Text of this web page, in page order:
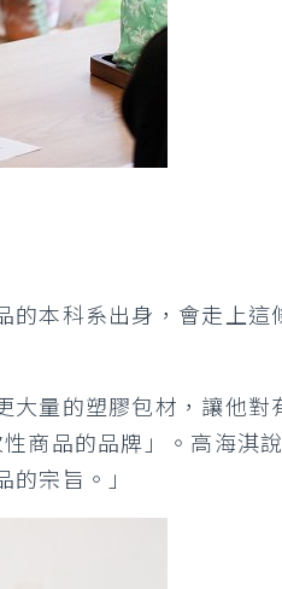
本科系出身，會走上這
大量的塑膠包材，讓他對
商品的品牌」。高海淇
的宗旨。」